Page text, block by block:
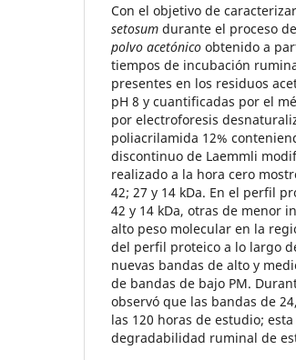
Con el objetivo de
setosum durante el proceso
polvo acetónico obtenido a
tiempos de incubación
presentes en los residuos
pH 8 y cuantificadas por el
por electroforesis
poliacrilamida 12%
discontinuo de Laemmli
realizado a la hora cero
42; 27 y 14 kDa. En el perfil
42 y 14 kDa, otras de menor
alto peso molecular en la
del perfil proteico a lo largo
nuevas bandas de alto y
de bandas de bajo PM.
observó que las bandas de
las 120 horas de estudio;
degradabilidad ruminal de